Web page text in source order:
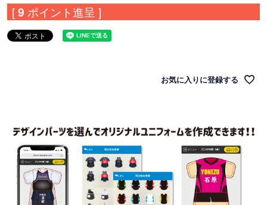
[9 ポイント進呈 ]
お気に入りに登録する